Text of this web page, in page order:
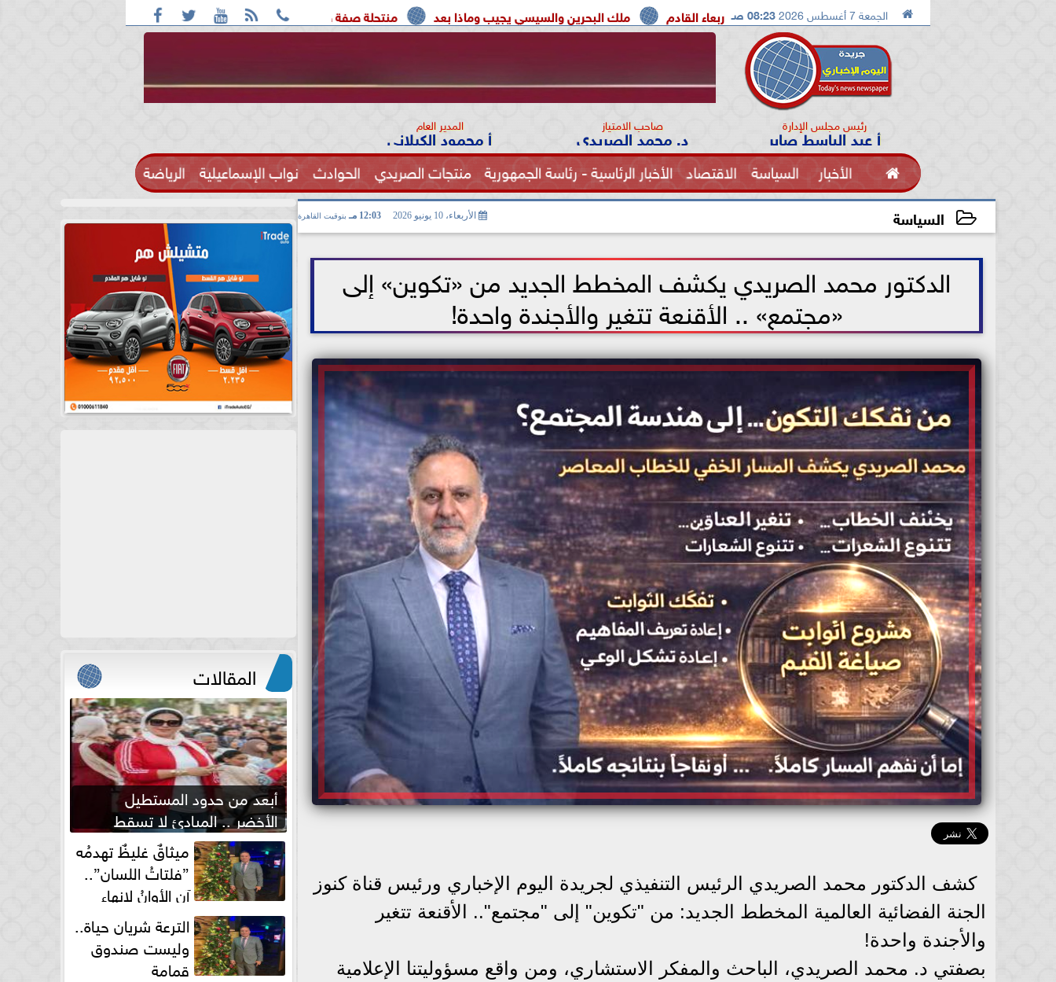
      الجمعة 7 أغسطس 2026 08:23 صـ منتحلة صفة صحفية تعترف: واقعة التحرش مزعومة بسبب خلافات على الأجرة ملك البحرين والسيسي يجيب وماذا بعد تستضيف معسكرًا مغلقًا للإسماعيلي الاربعاء القادم
رئيس مجلس الإدارة
أ عبد الباسط صابر صاحب الامتياز
د. محمد الصريدي المدير العام
أ محمود الكيلاني
 الأخبار السياسة الاقتصاد الأخبار الرئاسية - رئاسة الجمهورية منتجات الصريدي الحوادث نواب الإسماعيلية الرياضة
الفنون الصحة السياسة الأربعاء، 10 يونيو 2026 12:03 مـ بتوقيت القاهرة
الدكتور محمد الصريدي يكشف المخطط الجديد من «تكوين» إلى
«مجتمع» .. الأقنعة تتغير والأجندة واحدة!
كشف الدكتور محمد الصريدي الرئيس التنفيذي لجريدة اليوم الإخباري ورئيس قناة كنوز
الجنة الفضائية العالمية المخطط الجديد: من "تكوين" إلى "مجتمع".. الأقنعة تتغير
والأجندة واحدة!
بصفتي د. محمد الصريدي، الباحث والمفكر الاستشاري، ومن واقع مسؤوليتنا الإعلامية
المقالات
أبعد من حدود المستطيل
الأخضر .. المبادئ لا تسقط
بصفارة الحكم ميثاقٌ غليظٌ تهدمُه
”فلتاتُ اللسان”..
آن الأوانُ لإنهاءِ
فوضى الطلاق الشفهي!الترعة شريان حياة..
وليست صندوق
قمامة